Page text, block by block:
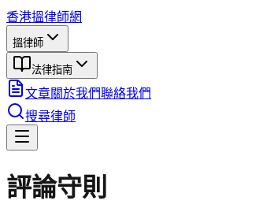
香港搵律師網
搵律師
法律指南
文章關於我們聯絡我們
搜尋律師
評論守則